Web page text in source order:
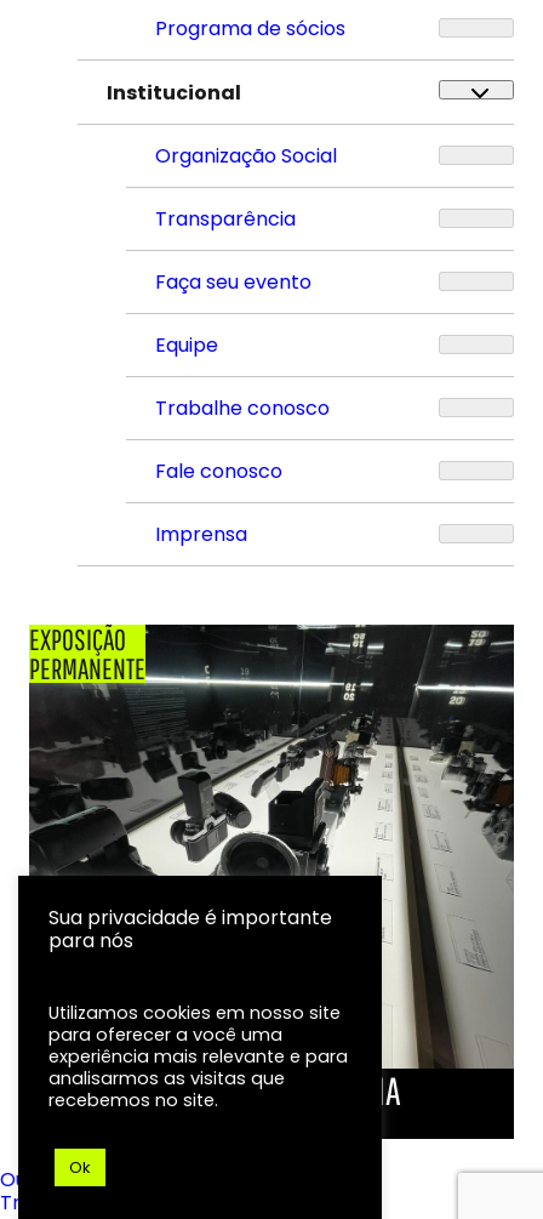
Programa de sócios
Institucional
Organização Social
Transparência
Faça seu evento
Equipe
Trabalhe conosco
Fale conosco
Imprensa
EXPOSIÇÃO
PERMANENTE
LINHA DO TEMPO DA FOTOGRAFIA
Ouvidoria
Transparência
Sua privacidade é importante
para nós
Utilizamos cookies em nosso site
para oferecer a você uma
experiência mais relevante e para
analisarmos as visitas que
recebemos no site.
Ok